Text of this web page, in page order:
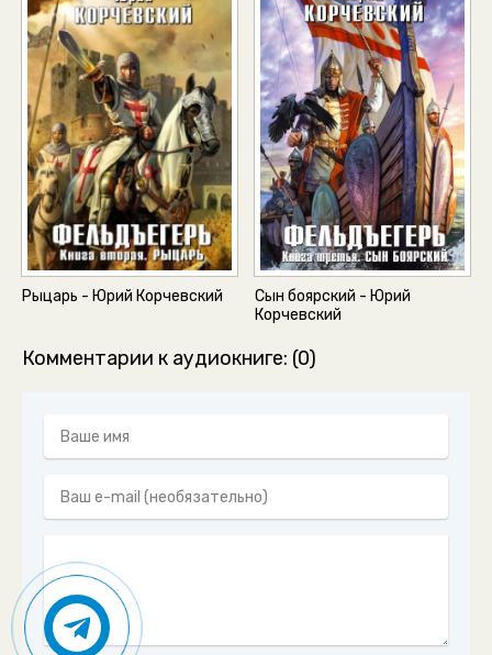
Рыцарь - Юрий Корчевский
Сын боярский - Юрий
Корчевский
Комментарии к аудиокниге: (0)